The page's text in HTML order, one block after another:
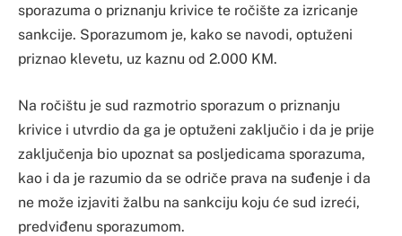
sporazuma o priznanju krivice te ročište za izricanje
sankcije. Sporazumom je, kako se navodi, optuženi
priznao klevetu, uz kaznu od 2.000 KM.
Na ročištu je sud razmotrio sporazum o priznanju
krivice i utvrdio da ga je optuženi zaključio i da je prije
zaključenja bio upoznat sa posljedicama sporazuma,
kao i da je razumio da se odriče prava na suđenje i da
ne može izjaviti žalbu na sankciju koju će sud izreći,
predviđenu sporazumom.